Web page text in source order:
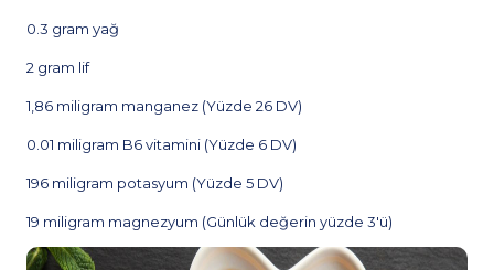
0.3 gram yağ
2 gram lif
1,86 miligram manganez (Yüzde 26 DV)
0.01 miligram B6 vitamini (Yüzde 6 DV)
196 miligram potasyum (Yüzde 5 DV)
19 miligram magnezyum (Günlük değerin yüzde 3'ü)